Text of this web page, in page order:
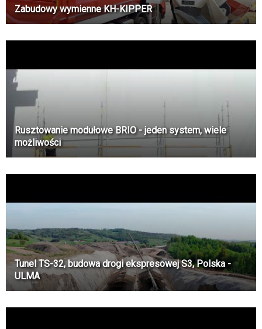
Zabudowy wymienne KH-KIPPER
Rusztowanie modułowe BRIO - jeden system, wiele
możliwości
Tunel TS-32, budowa drogi ekspresowej S3, Polska -
ULMA